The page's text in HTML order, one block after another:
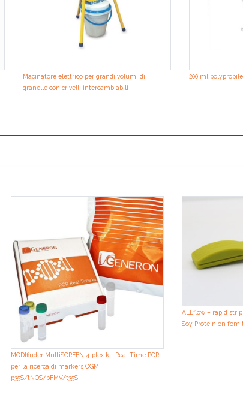
Macinatore elettrico per grandi volumi di
granelle con crivelli intercambiabili
200 ml
MODIfinder MultiSCREEN 4-plex kit Real-Time PCR
per la ricerca di markers OGM
p35S/tNOS/pFMV/t35S
ALLflow – rapid
Soy Protein on